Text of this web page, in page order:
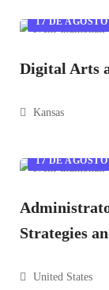
17 DE
Digital Arts
Kansas
17 DE
Strategies
United States